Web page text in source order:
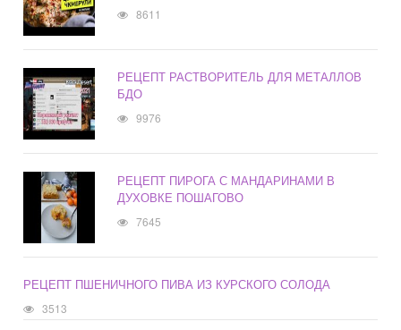
8611
РЕЦЕПТ РАСТВОРИТЕЛЬ ДЛЯ МЕТАЛЛОВ
БДО
9976
РЕЦЕПТ ПИРОГА С МАНДАРИНАМИ В
ДУХОВКЕ ПОШАГОВО
7645
РЕЦЕПТ ПШЕНИЧНОГО ПИВА ИЗ КУРСКОГО СОЛОДА
3513